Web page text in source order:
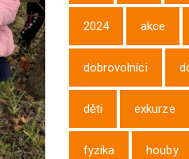
2024 akce
dobrovolníci
děti exkurze
fyzika houby